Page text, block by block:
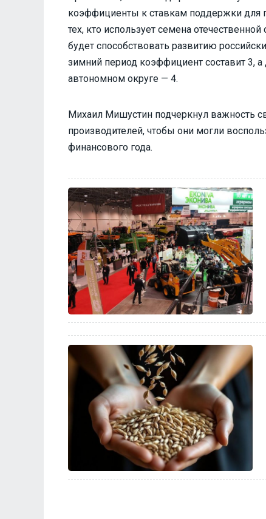
коэффициенты к ставкам поддержки для
тех, кто использует семена
будет способствовать развитию
зимний период коэффициент составит 3,
автономном округе — 4.
Михаил Мишустин подчеркнул важность
производителей, чтобы они могли
финансового года.